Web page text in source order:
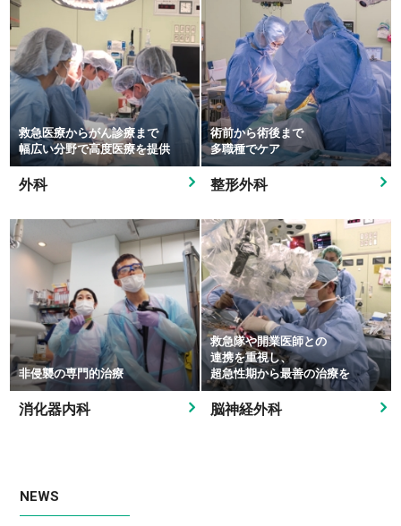
救急医療からがん診療まで
幅広い分野で高度医療を提供
外科
術前から術後まで
多職種でケア
整形外科
非侵襲の専門的治療
消化器内科
救急隊や開業医師との
連携を重視し、
超急性期から最善の治療を
脳神経外科
NEWS